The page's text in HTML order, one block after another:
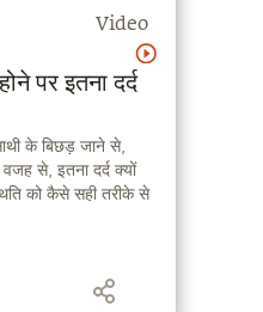
Video
पर इतना दर्द
के बिछड़ जाने से,
से, इतना दर्द क्यों
को कैसे सही तरीके से